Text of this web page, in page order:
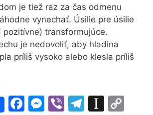
je tiež raz za čas odmenu
vynechať. Úsilie pre úsilie
pozitívne) transformujúce.
je nedovoliť, aby hladina
príliš vysoko alebo klesla príliš
F
M Vi T
In